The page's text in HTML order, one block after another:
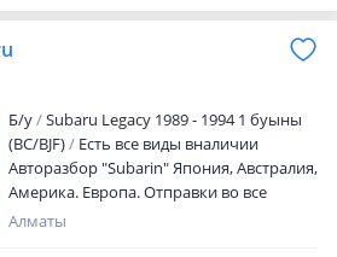
Subaru Legacy Grand Wagon (1994-1997)
Subaru Outback (1994-2017)
Б/y
Subaru Legacy 1989 - 1994 1 буыны
(BC/BJF)
Есть все виды вналичии
Авторазбор "Subarin" Япония, Австралия,
Америка. Европа. Отправки во все
регионы РК, РФ, КГ. Обращаться по
Алматы